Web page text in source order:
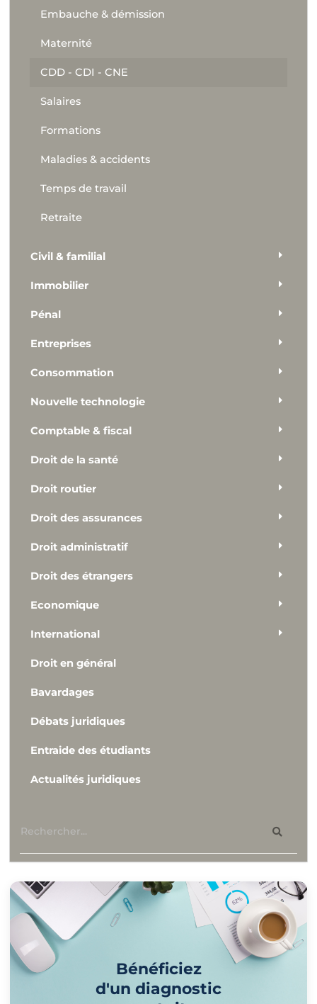
Embauche & démission
Maternité
CDD - CDI - CNE
Salaires
Formations
Maladies & accidents
Temps de travail
Retraite
Civil & familial
Immobilier
Pénal
Entreprises
Consommation
Nouvelle technologie
Comptable & fiscal
Droit de la santé
Droit routier
Droit des assurances
Droit administratif
Droit des étrangers
Economique
International
Droit en général
Bavardages
Débats juridiques
Entraide des étudiants
Actualités juridiques
Bénéficiez
d'un diagnostic